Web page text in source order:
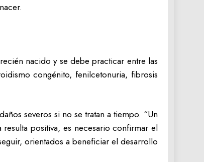
nacido y se debe practicar entre las
congénito, fenilcetonuria, fibrosis
severos si no se tratan a tiempo. “Un
positiva, es necesario confirmar el
orientados a beneficiar el desarrollo